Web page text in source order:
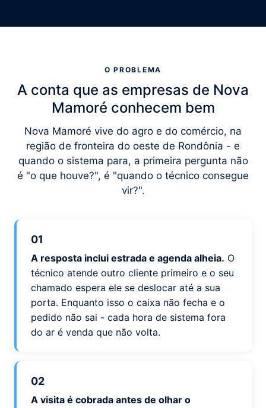
O PROBLEMA
A conta que as empresas de Nova
Mamoré conhecem bem
Nova Mamoré vive do agro e do comércio, na
região de fronteira do oeste de Rondônia - e
quando o sistema para, a primeira pergunta não
é "o que houve?", é "quando o técnico consegue
vir?".
01
A resposta inclui estrada e agenda alheia. O
técnico atende outro cliente primeiro e o seu
chamado espera ele se deslocar até a sua
porta. Enquanto isso o caixa não fecha e o
pedido não sai - cada hora de sistema fora
do ar é venda que não volta.
02
A visita é cobrada antes de olhar o